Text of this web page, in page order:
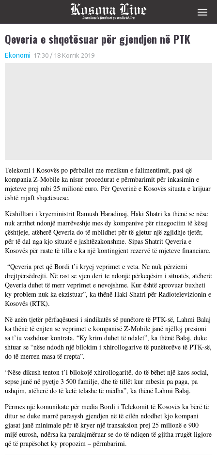
Qeveria e shqetësuar për gjendjen në PTK
Ekonomi 17:30 / 18 Korrik 2019
Telekomi i Kosovës po përballet me rrezikun e falimentimit, pasi që
kompania Z-Mobile ka nisur procedurat e përmbarimit për inkasimin e
mjeteve prej mbi 25 milionë euro. Për Qeverinë e Kosovës situata e krijuar
është mjaft shqetësuese.
Këshilltari i kryeministrit Ramush Haradinaj, Haki Shatri ka thënë se nëse
nuk arrihet ndonjë marrëveshje mes dy kompanive për rinegociim të kësaj
çështjeje, atëherë Qeveria do të mblidhet për të gjetur një zgjidhje tjetër,
për të dal nga kjo situatë e jashtëzakonshme. Sipas Shatrit Qeveria e
Kosovës për raste të tilla e ka një kontingjent rezervë të mjeteve financiare.
“Qeveria pret që Bordi t’i kryej veprimet e veta. Ne nuk përziemi
drejtpërsëdrejti. Në rast se vjen deri te ndonjë përkeqësim i situatës, atëherë
Qeveria duhet të merr veprimet e nevojshme. Kur është aprovuar buxheti
ky problem nuk ka ekzistuar”, ka thënë Haki Shatri për Radiotelevizionin e
Kosovës (RTK).
Në anën tjetër përfaqësuesi i sindikatës së punëtore të PTK-së, Lahmi Balaj
ka thënë të enjten se veprimet e kompanisë Z-Mobile janë njëlloj presioni
sa t’iu vazhduar kontrata. “Ky krim duhet të ndalet”, ka thënë Balaj, duke
shtuar se “nëse ndodh një bllokim i xhirollogarive të punëtorëve të PTK-së,
do të merren masa të rrepta”.
“Nëse dikush tenton t’i bllokojë xhirollogaritë, do të bëhet një kaos social,
sepse janë në pyetje 3 500 familje, dhe të tillët kur mbesin pa paga, pa
ushqim, atëherë do të ketë telashe të mëdha”, ka thënë Lahmi Balaj.
Përmes një komunikate për media Bordi i Telekomit të Kosovës ka bërë të
ditur se duke marrë parasysh gjendjen në të cilën ndodhet kjo kompani
gjasat janë minimale për të kryer një transaksion prej 25 milionë e 900
mijë eurosh, ndërsa ka paralajmëruar se do të ndiqen të gjitha rrugët ligjore
që të prapësohet ky propozim – përmbarimi.